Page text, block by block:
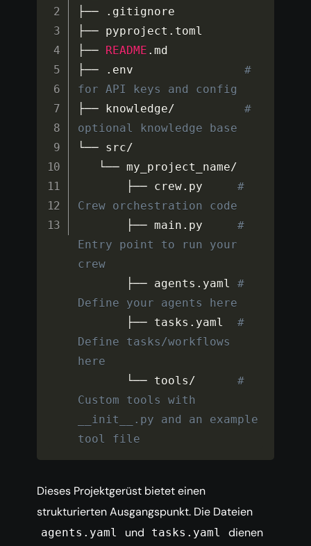
├──
. gitignore
├── pyproject . toml
├── README .md
├──
. env #
for API keys and config
├── knowledge/
#
optional knowledge base
└── src/
   └── my_project_name
/
       ├── crew
. py #
Crew orchestration code
       ├── main
. py #
Entry point to run your
crew
       ├── agents
. yaml #
Define your agents here
       ├── tasks
. yaml #
Define tasks/workflows
here
       └── tools
/
#
Custom tools with
__init__.py and an example
tool file
Dieses Projektgerüst bietet einen
strukturierten Ausgangspunkt. Die Dateien
agents.yaml und tasks.yaml dienen